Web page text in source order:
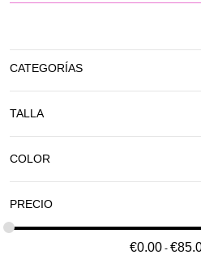
CATEGORÍAS
TALLA
COLOR
PRECIO
€0.00 €